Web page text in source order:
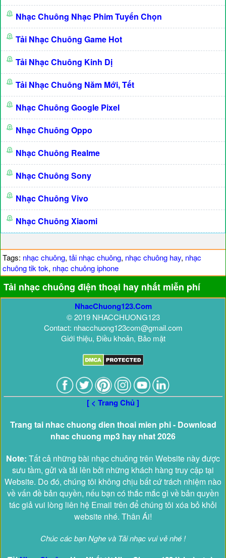
Nhạc Chuông Nhạc Phim Tuyển Chọn
Tải Nhạc Chuông Game Hot
Tải Nhạc Chuông Kinh Dị
Tải Nhạc Chuông Năm Mới, Tết
Nhạc Chuông Google Pixel
Nhạc Chuông Oppo
Nhạc Chuông Realme
Nhạc Chuông Sony
Nhạc Chuông Vivo
Nhạc Chuông Xiaomi
Tags: nhạc chuông, tải nhạc chuông, nhạc chuông hay, nhạc
chuông tik tok, nhạc chuông iphone
Tải nhạc chuông điện thoại hay nhất miễn phí
NhacChuong123.Com
© 2019 NHACCHUONG123
Contact: nhacchuong123com@gmail.com
Giới thiệu, Điều khoản, Bảo mật
[ < Trang Chủ ]
Trang tai nhac chuong dien thoai mien phi - Download
nhac chuong mp3 hay nhat 2026
Note: Tất cả những bài nhạc chuông trên Website này được
sưu tầm, gửi và tải lên bởi những khách hàng truy cập tại
Website. Do đó, chúng tôi không chịu bất cứ trách nhiệm nào
về vấn đề bản quyền, nếu bạn có thắc mắc gì về bản quyền
tác giả vui lòng liên hệ Email trên để chúng tôi xóa bỏ khỏi
website nhé. Thân Ái!
Chúc các bạn Nghe và Tải nhạc vui vẻ nhé !